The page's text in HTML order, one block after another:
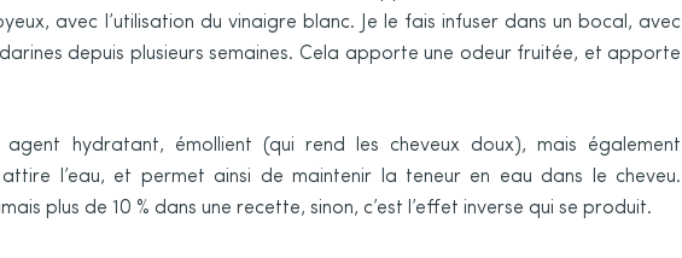
avec l’utilisation du vinaigre blanc. Je le fais infuser dans un bocal, avec
depuis plusieurs semaines. Cela apporte une odeur fruitée, et apporte
agent hydratant, émollient (qui rend les cheveux doux), mais également
attire l’eau, et permet ainsi de maintenir la teneur en eau dans le cheveu.
plus de 10 % dans une recette, sinon, c’est l’effet inverse qui se produit.